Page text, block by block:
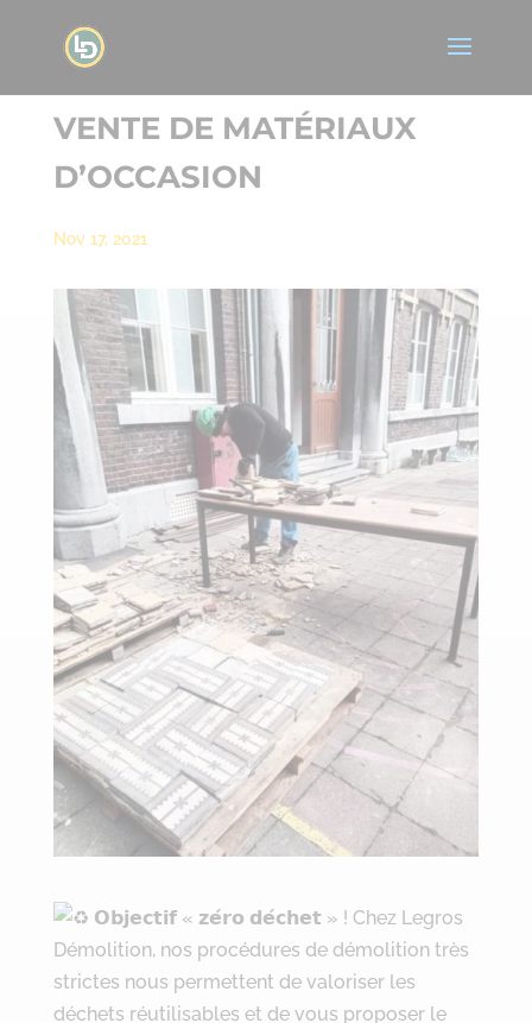
VENTE DE MATÉRIAUX
D’OCCASION
Nov 17, 2021
𝗢𝗯𝗷𝗲𝗰𝘁𝗶𝗳 « 𝘇𝗲́𝗿𝗼 𝗱𝗲́𝗰𝗵𝗲𝘁 » ! Chez Legros
Démolition, nos procédures de démolition très
strictes nous permettent de valoriser les
déchets réutilisables et de vous proposer le